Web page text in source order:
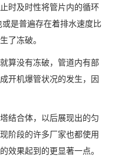
时及时性将管片内的循环
是普遍存在着排水速度比
了冻破。
没有冻破，管道内有部
开机爆管状况的发生，因
合体，以后展现出的匀
阶段的许多厂家也都使用
效果起到的更显著一点。